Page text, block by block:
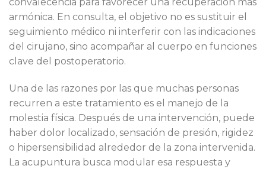
convalecencia para favorecer una recuperación más
armónica. En consulta, el objetivo no es sustituir el
seguimiento médico ni interferir con las indicaciones
del cirujano, sino acompañar al cuerpo en funciones
clave del postoperatorio.
Una de las razones por las que muchas personas
recurren a este tratamiento es el manejo de la
molestia física. Después de una intervención, puede
haber dolor localizado, sensación de presión, rigidez
o hipersensibilidad alrededor de la zona intervenida.
La acupuntura busca modular esa respuesta y